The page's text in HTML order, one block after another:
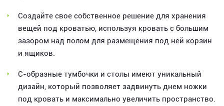
Создайте свое собственное решение для хранения
вещей под кроватью, используя кровать с большим
зазором над полом для размещения под ней корзин
и ящиков.
С-образные тумбочки и столы имеют уникальный
дизайн, который позволяет задвинуть днем ножки
под кровать и максимально увеличить пространство.